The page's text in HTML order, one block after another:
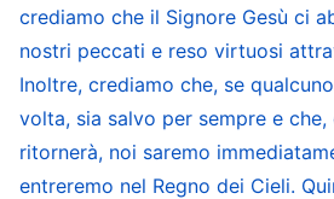
grado di salvarlo dal peccato.
dell’opera di salvezza è stata
poiché l’uomo ha ancora
Non è facile per l’uomo
dei suoi peccati; egli è
crediamo che il Signore Gesù ci
nostri peccati e reso virtuosi
Inoltre, crediamo che, se
volta, sia salvo per sempre e
ritornerà, noi saremo
entreremo nel Regno dei Cieli.